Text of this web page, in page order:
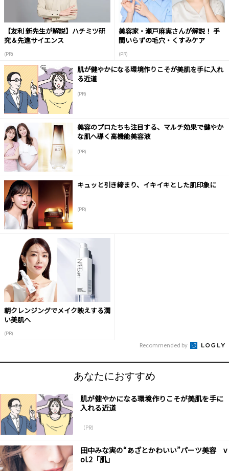
【友利 新先生が解説】ハチミツ研
究＆先進サイエンス
(PR)
美容家・瀬戸麻実さんが解説！ 手
間いらずの毛穴・くすみケア
(PR)
肌が健やかになる環境作りこそが美肌を手に入れ
る近道
(PR)
美容のプロたちも注目する、マルチ効果で健やか
な肌へ導く高機能美容液
(PR)
キュッと引き締まり、イキイキとした肌印象に
(PR)
朝クレンジングでメイク映えする潤
い美肌へ
(PR)
Recommended by
あなたにおすすめ
肌が健やかになる環境作りこそが美肌を手に
入れる近道
（PR）
田中みな実の“あざとかわいい”パーツ美容 v
ol.2「肌」